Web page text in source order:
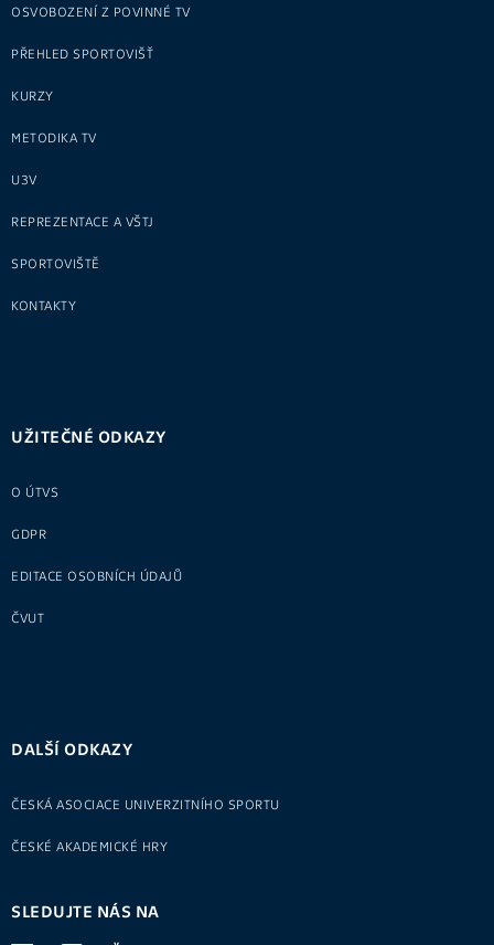
OSVOBOZENÍ Z POVINNÉ TV
PŘEHLED SPORTOVIŠŤ
KURZY
METODIKA TV
U3V
REPREZENTACE A VŠTJ
SPORTOVIŠTĚ
KONTAKTY
UŽITEČNÉ ODKAZY
O ÚTVS
GDPR
EDITACE OSOBNÍCH ÚDAJŮ
ČVUT
DALŠÍ ODKAZY
ČESKÁ ASOCIACE UNIVERZITNÍHO SPORTU
ČESKÉ AKADEMICKÉ HRY
SLEDUJTE NÁS NA